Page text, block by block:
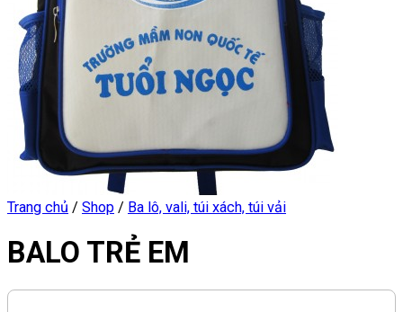
Trang chủ / Shop / Ba lô, vali, túi xách, túi vải
BALO TRẺ EM